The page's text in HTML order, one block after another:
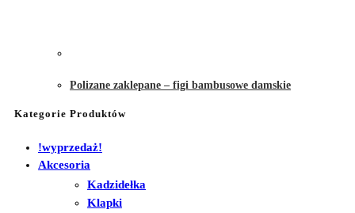
Polizane zaklepane – figi bambusowe damskie
Kategorie Produktów
!wyprzedaż!
Akcesoria
Kadzidełka
Klapki